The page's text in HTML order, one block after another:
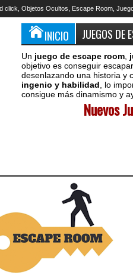
Objetos Ocultos, Escape Room,
INICIO JUEGOS DE
Un juego de escape room
objetivo es conseguir
desenlazando una historia y
ingenio y habilidad , lo
consigue más dinamismo y
Nuevos